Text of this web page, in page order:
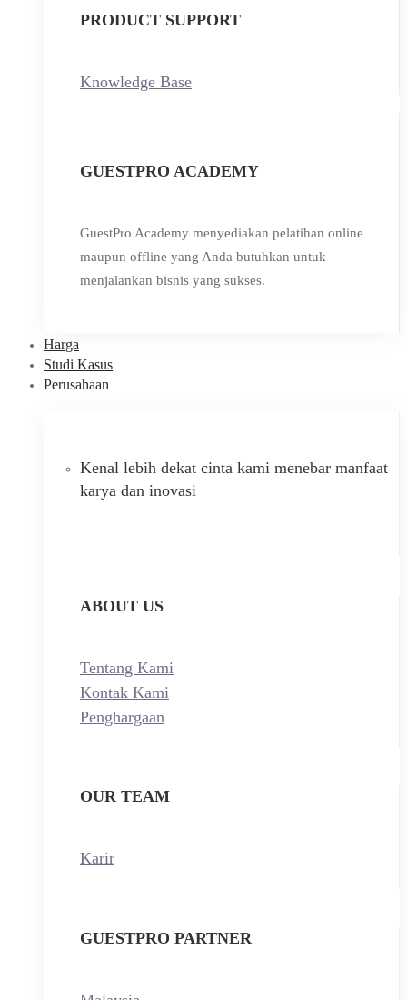
PRODUCT SUPPORT
Knowledge Base
GUESTPRO ACADEMY
GuestPro Academy menyediakan pelatihan online
maupun offline yang Anda butuhkan untuk
menjalankan bisnis yang sukses.
Harga
Studi Kasus
Perusahaan
Kenal lebih dekat cinta kami menebar manfaat
karya dan inovasi
ABOUT US
Tentang Kami
Kontak Kami
Penghargaan
OUR TEAM
Karir
GUESTPRO PARTNER